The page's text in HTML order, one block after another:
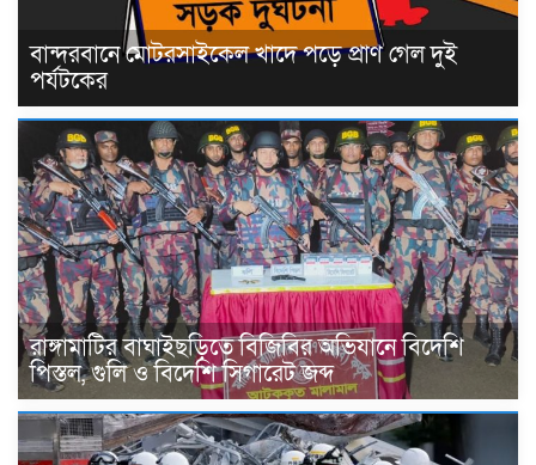
বান্দরবানে মোটরসাইকেল খাদে পড়ে প্রাণ গেল দুই
পর্যটকের
রাঙ্গামাটির বাঘাইছড়িতে বিজিবির অভিযানে বিদেশি
পিস্তল, গুলি ও বিদেশি সিগারেট জব্দ